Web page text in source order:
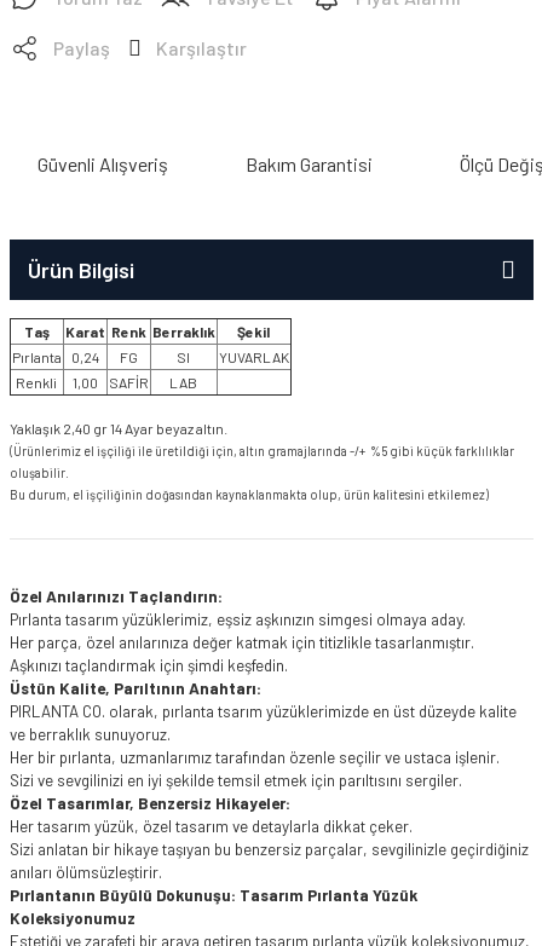
Paylaş Karşılaştır
Güvenli Alışveriş Bakım Garantisi Ölçü
Ürün Bilgisi
Taş Karat Renk Berraklık
Şekil
Pırlanta
0,24 FG SI
YUVARLAK
Renkli
1,00 SAFİR LAB
Yaklaşık 2,40 gr 14 Ayar beyaz altın.
(Ürünlerimiz el işçiliği ile üretildiği için, altın gramajlarında -/+ %5 gibi küçük farklılıklar
oluşabilir.
Bu durum, el işçiliğinin doğasından kaynaklanmakta olup, ürün kalitesini etkilemez)
Özel Anılarınızı Taçlandırın:
Pırlanta tasarım yüzüklerimiz, eşsiz aşkınızın simgesi olmaya aday.
Her parça, özel anılarınıza değer katmak için titizlikle tasarlanmıştır.
Aşkınızı taçlandırmak için şimdi keşfedin.
Üstün Kalite, Parıltının Anahtarı:
PIRLANTA CO. olarak, pırlanta tsarım yüzüklerimizde en üst düzeyde kalite
ve berraklık sunuyoruz.
Her bir pırlanta, uzmanlarımız tarafından özenle seçilir ve ustaca işlenir.
Sizi ve sevgilinizi en iyi şekilde temsil etmek için parıltısını sergiler.
Özel Tasarımlar, Benzersiz Hikayeler:
Her tasarım yüzük, özel tasarım ve detaylarla dikkat çeker.
Sizi anlatan bir hikaye taşıyan bu benzersiz parçalar, sevgilinizle geçirdiğiniz
anıları ölümsüzleştirir.
Pırlantanın Büyülü Dokunuşu: Tasarım Pırlanta Yüzük
Koleksiyonumuz
Estetiği ve zarafeti bir araya getiren tasarım pırlanta yüzük koleksiyonumuz,